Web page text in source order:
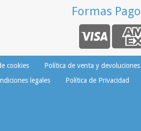
Formas Pago
cookies
Política de venta y devoluciones
legales Política de Privacidad